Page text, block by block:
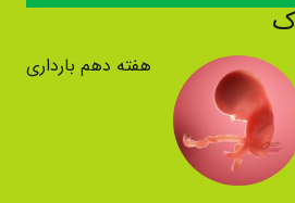
هفته دهم بارداری